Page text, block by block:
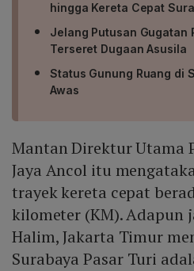
hingga Kereta Cepat
Jelang Putusan Gugatan
Terseret Dugaan Asusila
Status Gunung Ruang di
Awas
Mantan Direktur Utama
Jaya Ancol itu
trayek kereta cepat
kilometer (KM). Adapun
Halim, Jakarta Timur
Surabaya Pasar Turi